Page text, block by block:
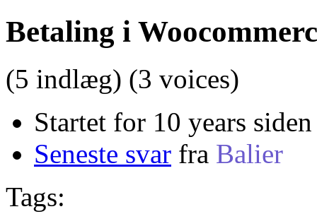
Betaling i
(5 indlæg) (3 voices)
Startet for 10 years
Seneste svar fra Balier
Tags: